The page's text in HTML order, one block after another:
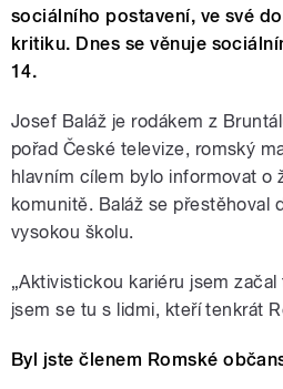
sociálního postavení, ve své
kritiku. Dnes se věnuje
14.
Josef Baláž je rodákem z
pořad České televize, romský
hlavním cílem bylo informovat o
komunitě. Baláž se přestěhoval
vysokou školu.
„Aktivistickou kariéru jsem
jsem se tu s lidmi, kteří tenkrát
Byl jste členem Romské